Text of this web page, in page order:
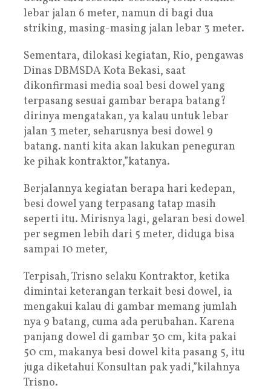
lebar jalan 6 meter, namun di bagi dua
striking, masing-masing jalan lebar 3 meter.
Sementara, dilokasi kegiatan, Rio, pengawas
Dinas DBMSDA Kota Bekasi, saat
dikonfirmasi media soal besi dowel yang
terpasang sesuai gambar berapa batang?
dirinya mengatakan, ya kalau untuk lebar
jalan 3 meter, seharusnya besi dowel 9
batang. nanti kita akan lakukan peneguran
ke pihak kontraktor,”katanya.
Berjalannya kegiatan berapa hari kedepan,
besi dowel yang terpasang tatap masih
seperti itu. Mirisnya lagi, gelaran besi dowel
per segmen lebih dari 5 meter, diduga bisa
sampai 10 meter,
Terpisah, Trisno selaku Kontraktor, ketika
dimintai keterangan terkait besi dowel, ia
mengakui kalau di gambar memang jumlah
nya 9 batang, cuma ada perubahan. Karena
panjang dowel di gambar 30 cm, kita pakai
50 cm, makanya besi dowel kita pasang 5, itu
juga diketahui Konsultan pak yadi,”kilahnya
Trisno.